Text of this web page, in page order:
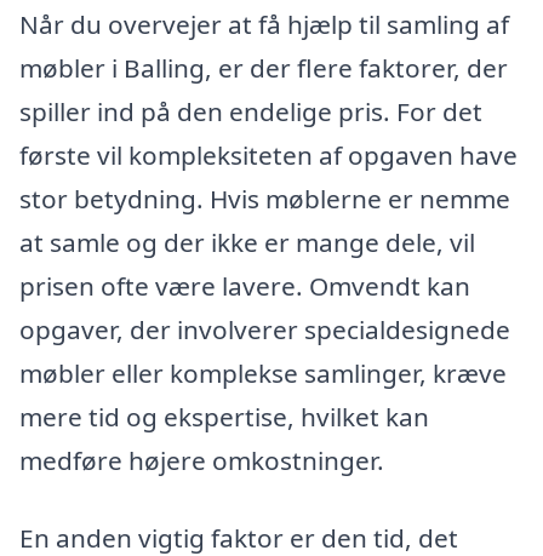
Når du overvejer at få hjælp til samling af
møbler i Balling, er der flere faktorer, der
spiller ind på den endelige pris. For det
første vil kompleksiteten af opgaven have
stor betydning. Hvis møblerne er nemme
at samle og der ikke er mange dele, vil
prisen ofte være lavere. Omvendt kan
opgaver, der involverer specialdesignede
møbler eller komplekse samlinger, kræve
mere tid og ekspertise, hvilket kan
medføre højere omkostninger.
En anden vigtig faktor er den tid, det